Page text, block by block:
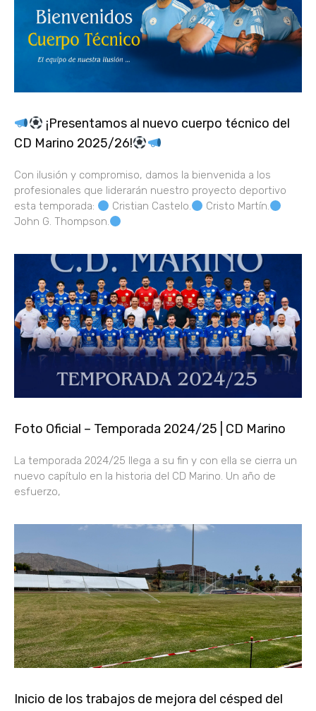
¡Presentamos al nuevo cuerpo técnico del
CD Marino 2025/26!
Con ilusión y compromiso, damos la bienvenida a los
profesionales que liderarán nuestro proyecto deportivo
esta temporada:
Cristian Castelo.
Cristo Martín.
John G. Thompson.
Foto Oficial – Temporada 2024/25 | CD Marino
La temporada 2024/25 llega a su fin y con ella se cierra un
nuevo capítulo en la historia del CD Marino. Un año de
esfuerzo,
Inicio de los trabajos de mejora del césped del